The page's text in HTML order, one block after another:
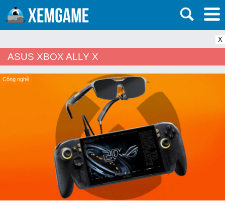
X
ASUS XBOX ALLY X
Công nghệ